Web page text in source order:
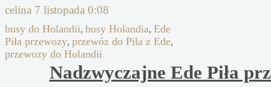
celina 7 listopada 0:08
busy do Holandii, busy Holandia, Ede
Piła przewozy, przewóz do Piła z Ede,
przewozy do Holandii
Nadzwyczajne Ede Piła